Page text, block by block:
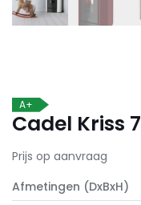
A+
Cadel Kriss 7
Prijs op aanvraag
Afmetingen (DxBxH)